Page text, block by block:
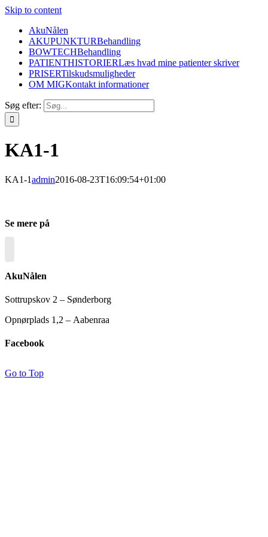
Skip to content
AkuNålen
AKUPUNKTURBehandling
BOWTECHBehandling
PATIENTHISTORIERLæs hvad mine patienter skriver
PRISERTilskudsmuligheder
OM MIGKontakt informationer
Søg efter:
KA1-1
KA1-1admin2016-08-23T16:09:54+01:00
Se mere på
AkuNålen
Sottrupskov 2 – Sønderborg
Opnørplads 1,2 – Aabenraa
Facebook
Go to Top